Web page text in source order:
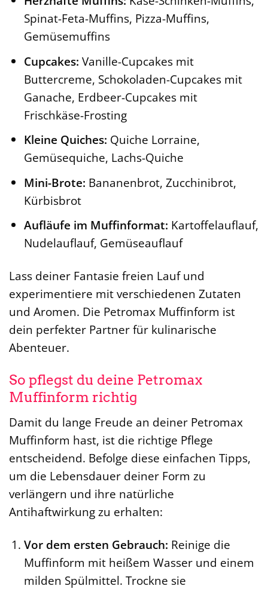
Spinat-Feta-Muffins, Pizza-Muffins,
Gemüsemuffins
Cupcakes: Vanille-Cupcakes mit
Buttercreme, Schokoladen-Cupcakes mit
Ganache, Erdbeer-Cupcakes mit
Frischkäse-Frosting
Kleine Quiches: Quiche Lorraine,
Gemüsequiche, Lachs-Quiche
Mini-Brote: Bananenbrot, Zucchinibrot,
Kürbisbrot
Aufläufe im Muffinformat: Kartoffelauflauf,
Nudelauflauf, Gemüseauflauf
Lass deiner Fantasie freien Lauf und
experimentiere mit verschiedenen Zutaten
und Aromen. Die Petromax Muffinform ist
dein perfekter Partner für kulinarische
Abenteuer.
So pflegst du deine Petromax
Muffinform richtig
Damit du lange Freude an deiner Petromax
Muffinform hast, ist die richtige Pflege
entscheidend. Befolge diese einfachen Tipps,
um die Lebensdauer deiner Form zu
verlängern und ihre natürliche
Antihaftwirkung zu erhalten:
Vor dem ersten Gebrauch: Reinige die
Muffinform mit heißem Wasser und einem
milden Spülmittel. Trockne sie